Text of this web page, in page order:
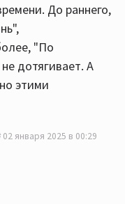
До раннего,
"По
дотягивает. А
этими
02 января 2025 в 00:29